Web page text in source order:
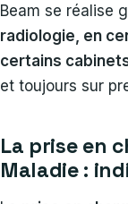
Beam se réalise
radiologie, en
certains
et toujours sur
La prise en
Maladie :